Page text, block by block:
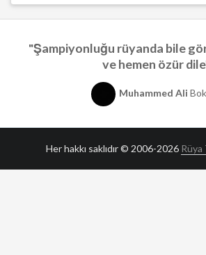
"Şampiyonluğu rüyanda bile
ve hemen özür
Muhammed Ali
Her hakkı saklıdır © 2006-2026 Rüya